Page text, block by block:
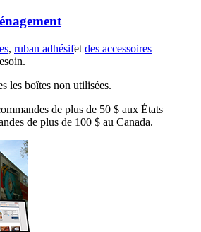
, ruban adhésifet des accessoires
les boîtes non utilisées.
de plus de 50 $ aux États
de plus de 100 $ au Canada.